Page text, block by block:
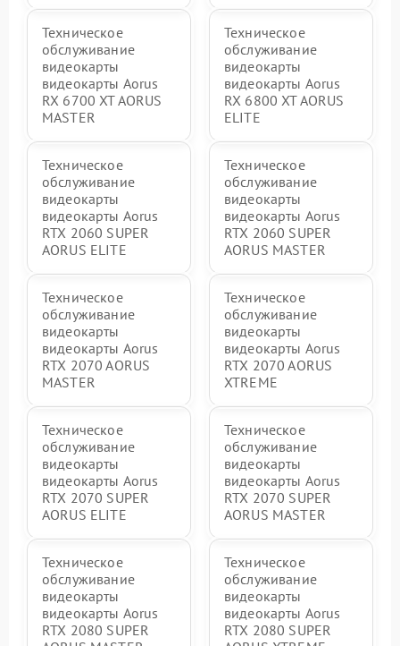
Техническое
обслуживание
видеокарты
видеокарты Aorus
RX 6700 XT AORUS
MASTER
Техническое
обслуживание
видеокарты
видеокарты Aorus
RX 6800 XT AORUS
ELITE
Техническое
обслуживание
видеокарты
видеокарты Aorus
RTX 2060 SUPER
AORUS ELITE
Техническое
обслуживание
видеокарты
видеокарты Aorus
RTX 2060 SUPER
AORUS MASTER
Техническое
обслуживание
видеокарты
видеокарты Aorus
RTX 2070 AORUS
MASTER
Техническое
обслуживание
видеокарты
видеокарты Aorus
RTX 2070 AORUS
XTREME
Техническое
обслуживание
видеокарты
видеокарты Aorus
RTX 2070 SUPER
AORUS ELITE
Техническое
обслуживание
видеокарты
видеокарты Aorus
RTX 2070 SUPER
AORUS MASTER
Техническое
обслуживание
видеокарты
видеокарты Aorus
RTX 2080 SUPER
Техническое
обслуживание
видеокарты
видеокарты Aorus
RTX 2080 SUPER